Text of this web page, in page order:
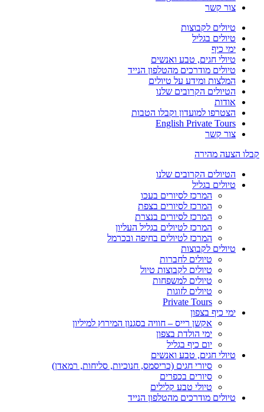
צור קשר
טיולים לקבוצות
טיולים בגליל
ימי כיף
טיולי חגים, טבע ואנשים
טיולים מודרכים מהטלפון הנייד
המלצות ומידע על טיולים
הטיולים הקרובים שלנו
אודות
הצטרפו למועדון וקבלו הטבות
English Private Tours
צור קשר
קבלו הצעה מהירה
הטיולים הקרובים שלנו
טיולים בגליל
המרכז לסיורים בעכו
המרכז לסיורים בצפת
המרכז לסיורים בנצרת
המרכז לטיולים בגליל העליון
המרכז לטיולים בחיפה ובכרמל
טיולים לקבוצות
טיולים לחברות
טיולים לקבוצות טיול
טיולים למשפחות
טיולים לזוגות
Private Tours
ימי כיף בצפון
אקשן רייס – חוויה בסגנון המירוץ למיליון
ימי הולדת בצפון
יום כיף בגליל
טיולי חגים, טבע ואנשים
סיורי חגים (כריסמס, חנוכיות, סליחות, רמאדן)
סיורים בכפרים
טיולי טבע קלילים
טיולים מודרכים מהטלפון הנייד